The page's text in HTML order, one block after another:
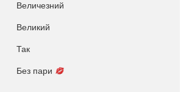
Величезний
Великий
Так
Без пари